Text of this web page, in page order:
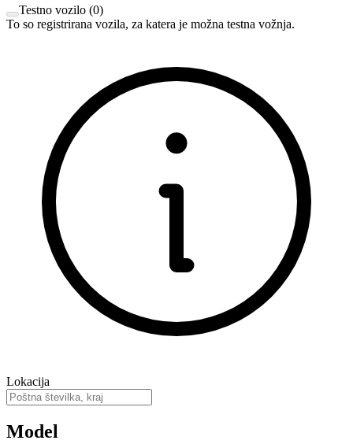
Testno vozilo (0)
To so registrirana vozila, za katera je možna testna vožnja.
Lokacija
Model